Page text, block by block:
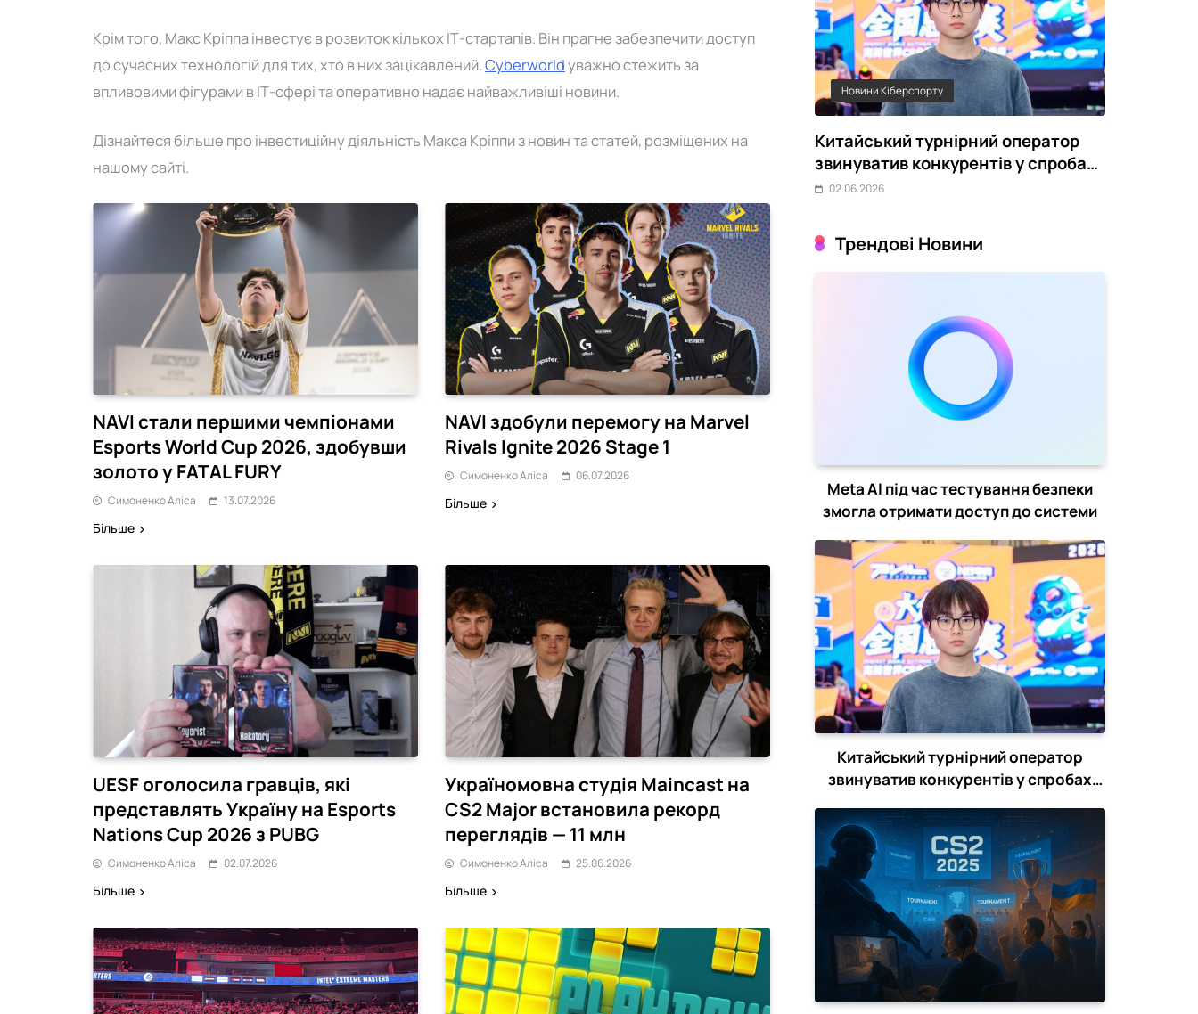
Крім того, Макс Кріппа інвестує в розвиток кількох ІТ-стартапів. Він прагне забезпечити доступ
до сучасних технологій для тих, хто в них зацікавлений.Cyberworldуважно стежить за
впливовими фігурами в ІТ-сфері та оперативно надає найважливіші новини.
Дізнайтеся більше про інвестиційну діяльність Макса Кріппи з новин та статей, розміщених на
нашому сайті.
NAVI стали першими чемпіонами
Esports World Cup 2026, здобувши
золото у FATAL FURY
Симоненко Аліса 13.07.2026
Більше
NAVI здобули перемогу на Marvel
Rivals Ignite 2026 Stage 1
Симоненко Аліса 06.07.2026
Більше
UESF оголосила гравців, які
представлять Україну на Esports
Nations Cup 2026 з PUBG
Симоненко Аліса 02.07.2026
Більше
Україномовна студія Maincast на
CS2 Major встановила рекорд
переглядів — 11 млн
Симоненко Аліса 25.06.2026
Більше
GG Capital
NAVI попрощалися зі складом NAVI
Out Of Game
Meta AI під час тестування
Новини Кіберспорту
Китайський турнірний оператор
звинуватив конкурентів у спробах
зірвати CS2-турніри
02.06.2026
Трендові Новини
Meta AI під час тестування безпеки
змогла отримати доступ до системи
Китайський турнірний оператор
звинуватив конкурентів у спробах